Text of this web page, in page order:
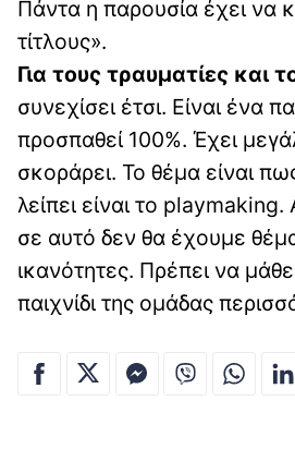
Πάντα η παρουσία έχει να
τίτλους».
Για τους τραυματίες και
συνεχίσει έτσι. Είναι ένα
προσπαθεί 100%. Έχει
σκοράρει. Το θέμα είναι
λείπει είναι το playmaking.
σε αυτό δεν θα έχουμε
ικανότητες. Πρέπει να
παιχνίδι της ομάδας